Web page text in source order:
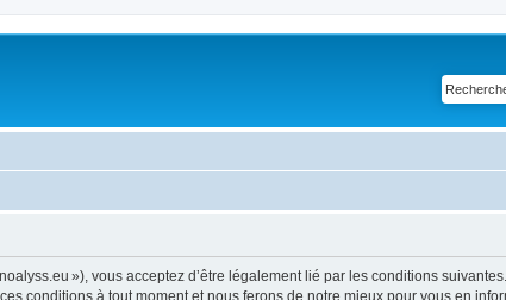
»), vous acceptez d’être légalement lié par les conditions
conditions à tout moment et nous ferons de notre mieux pour vous en